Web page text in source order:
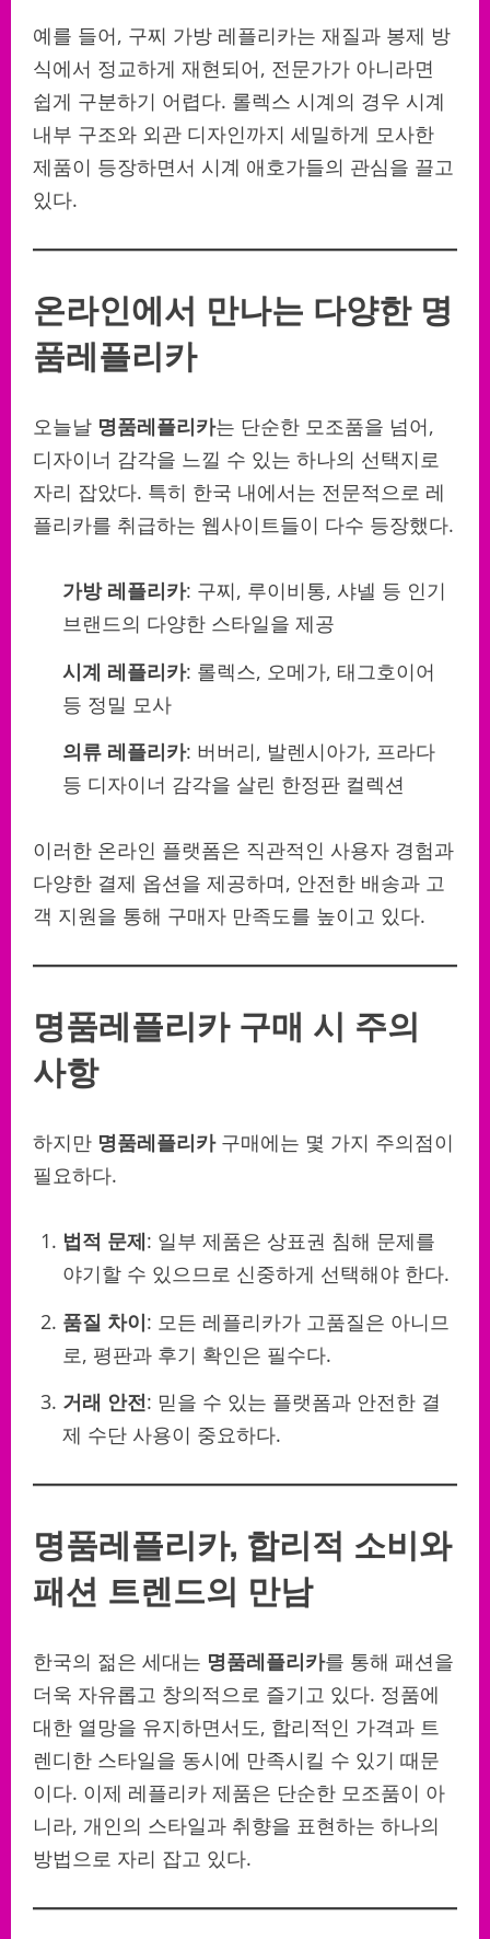
예를 들어, 구찌 가방 레플리카는 재질과 봉제 방
식에서 정교하게 재현되어, 전문가가 아니라면
쉽게 구분하기 어렵다. 롤렉스 시계의 경우 시계
내부 구조와 외관 디자인까지 세밀하게 모사한
제품이 등장하면서 시계 애호가들의 관심을 끌고
있다.
온라인에서 만나는 다양한 명
품레플리카
오늘날 명품레플리카는 단순한 모조품을 넘어,
디자이너 감각을 느낄 수 있는 하나의 선택지로
자리 잡았다. 특히 한국 내에서는 전문적으로 레
플리카를 취급하는 웹사이트들이 다수 등장했다.
가방 레플리카: 구찌, 루이비통, 샤넬 등 인기
브랜드의 다양한 스타일을 제공
시계 레플리카: 롤렉스, 오메가, 태그호이어
등 정밀 모사
의류 레플리카: 버버리, 발렌시아가, 프라다
등 디자이너 감각을 살린 한정판 컬렉션
이러한 온라인 플랫폼은 직관적인 사용자 경험과
다양한 결제 옵션을 제공하며, 안전한 배송과 고
객 지원을 통해 구매자 만족도를 높이고 있다.
명품레플리카 구매 시 주의
사항
하지만 명품레플리카구매에는 몇 가지 주의점이
필요하다.
법적 문제: 일부 제품은 상표권 침해 문제를
야기할 수 있으므로 신중하게 선택해야 한다.
품질 차이: 모든 레플리카가 고품질은 아니므
로, 평판과 후기 확인은 필수다.
거래 안전: 믿을 수 있는 플랫폼과 안전한 결
제 수단 사용이 중요하다.
명품레플리카, 합리적 소비와
패션 트렌드의 만남
한국의 젊은 세대는 명품레플리카를 통해 패션을
더욱 자유롭고 창의적으로 즐기고 있다. 정품에
대한 열망을 유지하면서도, 합리적인 가격과 트
렌디한 스타일을 동시에 만족시킬 수 있기 때문
이다. 이제 레플리카 제품은 단순한 모조품이 아
니라, 개인의 스타일과 취향을 표현하는 하나의
방법으로 자리 잡고 있다.